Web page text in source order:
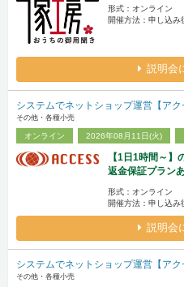
形式：オンライン
開催方法：申し込
説明会
システムでネットショップ運営【アク
その他・各種小売
オンライン 2026年08月11日(火)
【1日1時間～
返金保証プラン
形式：オンライン
開催方法：申し込
説明会
システムでネットショップ運営【アク
その他・各種小売